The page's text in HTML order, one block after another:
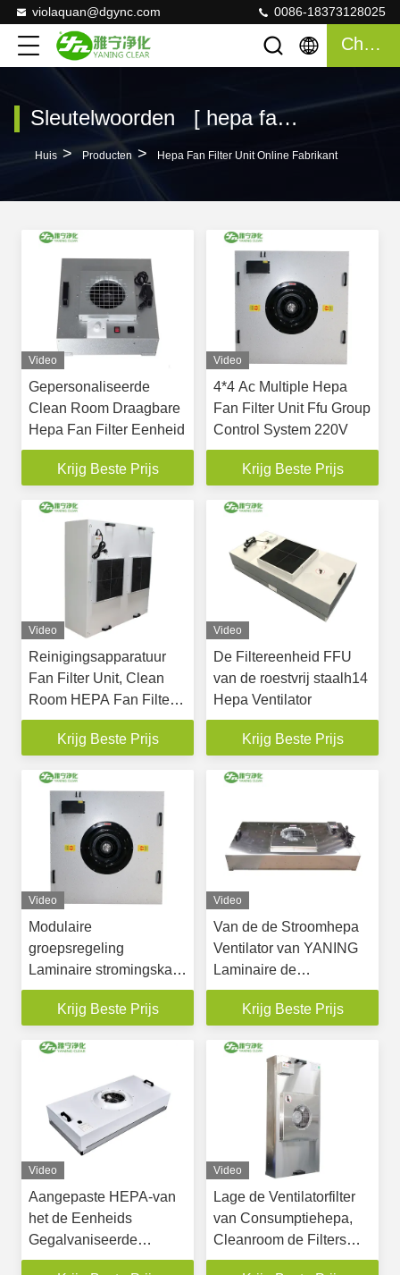
violaquan@dgync.com 0086-18373128025
Chatten
Sleutelwoorden [ hepa fan filter unit ] Gelijke 120 producten
Huis > Producten > Hepa Fan Filter Unit Online Fabrikant
Video
Gepersonaliseerde
Clean Room Draagbare
Hepa Fan Filter Eenheid
Krijg Beste Prijs
Video
4*4 Ac Multiple Hepa
Fan Filter Unit Ffu Group
Control System 220V
Krijg Beste Prijs
Video
Reinigingsapparatuur
Fan Filter Unit, Clean
Room HEPA Fan Filter
Unit
Krijg Beste Prijs
Video
De Filtereenheid FFU
van de roestvrij staalh14
Hepa Ventilator
Krijg Beste Prijs
Video
Modulaire
groepsregeling
Laminaire stromingskap
Hepa-
ventilatorfiltereenheid
cleanroom
Krijg Beste Prijs
Video
Van de de Stroomhepa
Ventilator van YANING
Laminaire de
Filtereenheid FFU
SS304 Naar maat
Laboratoriumcleanroom
Krijg Beste Prijs
Video
Aangepaste HEPA-van
het de Eenheids
Gegalvaniseerde
Roestvrije staal van de
Video
Lage de Ventilatorfilter
van Consumptiehepa,
Cleanroom de Filters
van Plafondhepa voor